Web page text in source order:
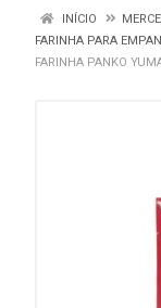
INÍCIO
FARINHA PARA
FARINHA PANKO